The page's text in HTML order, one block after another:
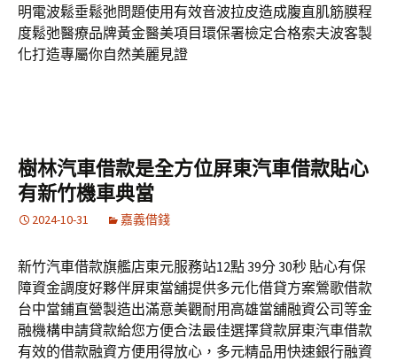
明電波鬆垂鬆弛問題使用有效音波拉皮造成腹直肌筋膜程
度鬆弛醫療品牌黃金醫美項目環保署檢定合格索夫波客製
化打造專屬你自然美麗見證
樹林汽車借款是全方位屏東汽車借款貼心
有新竹機車典當
2024-10-31 嘉義借錢
新竹汽車借款旗艦店東元服務站12點 39分 30秒 貼心有保
障資金調度好夥伴屏東當舖提供多元化借貸方案鶯歌借款
台中當鋪直營製造出滿意美觀耐用高雄當舖融資公司等金
融機構申請貸款給您方便合法最佳選擇貸款屏東汽車借款
有效的借款融資方便用得放心，多元精品用快速銀行融資